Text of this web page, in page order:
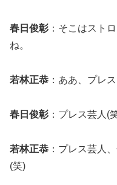
春日俊彰 ：そこはスト
ね。
若林正恭 ：ああ、プレ
春日俊彰 ：プレス芸人(
若林正恭 ：プレス芸人
(笑)